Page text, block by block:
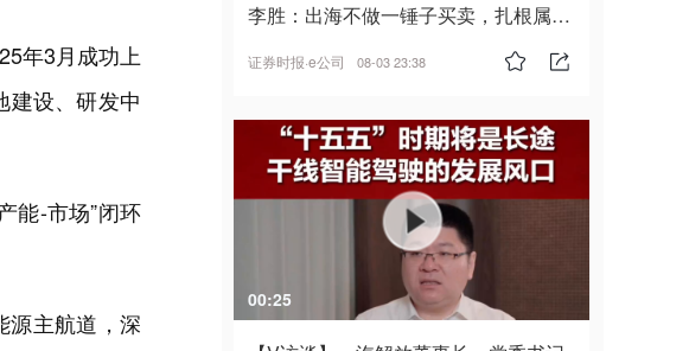
年3月成功上
建设、研发中
能-市场”闭环
源主航道，深
李胜：出海不做一锤子买卖，扎根属
证券时报·e公司 08-03 23:38
00:25